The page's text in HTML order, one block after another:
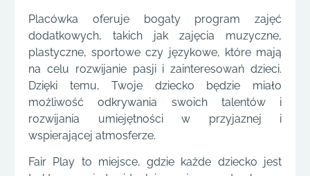
Placówka oferuje bogaty program zajęć
dodatkowych, takich jak zajęcia muzyczne,
plastyczne, sportowe czy językowe, które mają
na celu rozwijanie pasji i zainteresowań dzieci.
Dzięki temu, Twoje dziecko będzie miało
możliwość odkrywania swoich talentów i
rozwijania umiejętności w przyjaznej i
wspierającej atmosferze.
Fair Play to miejsce, gdzie każde dziecko jest